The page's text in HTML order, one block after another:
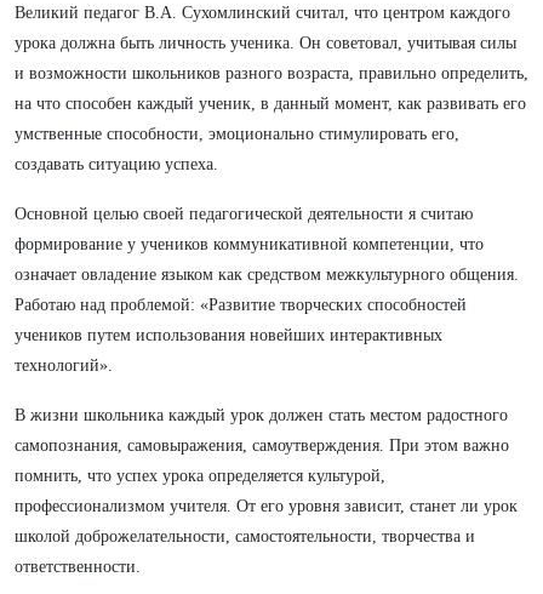
Великий педагог В.А. Сухомлинский считал, что центром каждого
урока должна быть личность ученика. Он советовал, учитывая силы
и возможности школьников разного возраста, правильно определить,
на что способен каждый ученик, в данный момент, как развивать его
умственные способности, эмоционально стимулировать его,
создавать ситуацию успеха.
Основной целью своей педагогической деятельности я считаю
формирование у учеников коммуникативной компетенции, что
означает овладение языком как средством межкультурного общения.
Работаю над проблемой: «Развитие творческих способностей
учеников путем использования новейших интерактивных
технологий».
В жизни школьника каждый урок должен стать местом радостного
самопознания, самовыражения, самоутверждения. При этом важно
помнить, что успех урока определяется культурой,
профессионализмом учителя. От его уровня зависит, станет ли урок
школой доброжелательности, самостоятельности, творчества и
ответственности.